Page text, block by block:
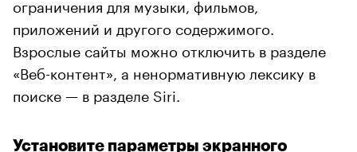
приложений и другого содержимого.
Взрослые сайты можно отключить в разделе
«Веб-контент», а ненормативную лексику в
поиске — в разделе Siri.
Установите параметры экранного